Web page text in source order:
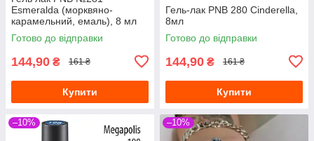
Esmeralda (морквяно-
карамельний, емаль), 8 мл
Готово до відправки
144,90 ₴ 161 ₴
Купити
Гель-лак PNB 280 Cinderella,
8мл
Готово до відправки
144,90 ₴ 161 ₴
Купити
–10% –10%